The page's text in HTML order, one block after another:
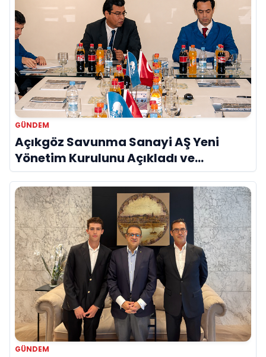
GÜNDEM
Açıkgöz Savunma Sanayi AŞ Yeni
Yönetim Kurulunu Açıkladı ve
Savunma Sanayinde Küresel Vizyon
Vurgusu
GÜNDEM